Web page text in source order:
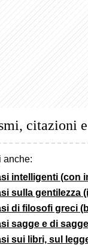
citazioni
anche:
intelligenti (con
sulla gentilezza
di filosofi greci
sagge e di
sui libri, sul